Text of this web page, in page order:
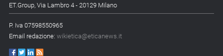
ET.Group, Via Lambro 4 - 20129 Milano
P. Iva 07598550965
Email redazione: wikietica@eticanews.it